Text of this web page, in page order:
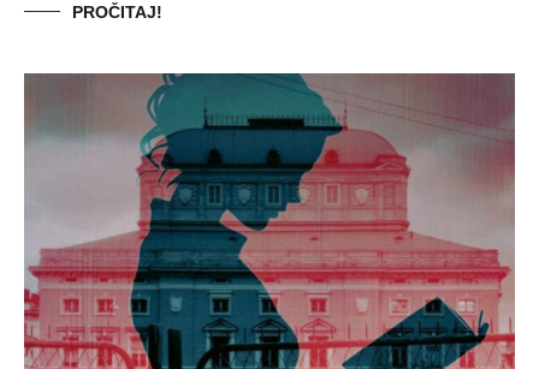
PROČITAJ!